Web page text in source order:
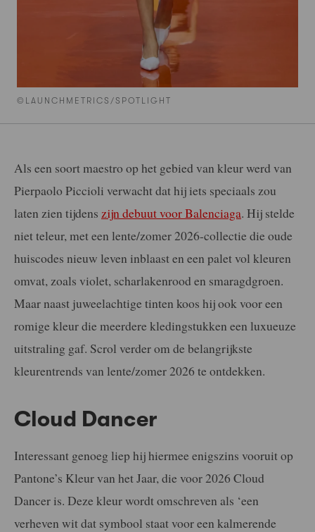
©LAUNCHMETRICS/SPOTLIGHT
Als een soort maestro op het gebied van kleur werd van
Pierpaolo Piccioli verwacht dat hij iets speciaals zou
laten zien tijdens zijn debuut voor Balenciaga. Hij stelde
niet teleur, met een lente/zomer 2026-collectie die oude
huiscodes nieuw leven inblaast en een palet vol kleuren
omvat, zoals violet, scharlakenrood en smaragdgroen.
Maar naast juweelachtige tinten koos hij ook voor een
romige kleur die meerdere kledingstukken een luxueuze
uitstraling gaf. Scrol verder om de belangrijkste
kleurentrends van lente/zomer 2026 te ontdekken.
Cloud Dancer
Interessant genoeg liep hij hiermee enigszins vooruit op
Pantone’s Kleur van het Jaar, die voor 2026 Cloud
Dancer is. Deze kleur wordt omschreven als ‘een
verheven wit dat symbool staat voor een kalmerende